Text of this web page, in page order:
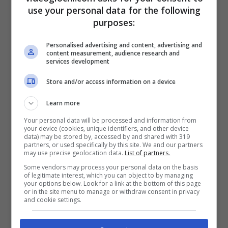
Le sue dirette sono un vero e proprio
fenomeno e uno degli intrattenimenti più
gettonati tra chi guarda le dirette dei giocatori
di Counter-Strike. Anche perché, nonostante
l’età, i_Olga mette a segno un colpo dopo
l’altro utilizzando molto spesso delle armi con
delle skin particolarissime.
I suoi punteggi sono quindi stratosferici. E
come accennavamo all’inizio, i_Olga non si
muove soltanto all’interno di Counter-Strike 2.
Sul suo account YouTube, per esempio, la
troviamo mentre gioca a titoli comeMetro
use your personal data for the following
purposes:
Personalised advertising and content, advertising and
content measurement, audience research and
services development
Store and/or access information on a device
Learn more
Your personal data will be processed and information from
your device (cookies, unique identifiers, and other device
data) may be stored by, accessed by and shared with 319
partners, or used specifically by this site. We and our partners
may use precise geolocation data. List of partners.
Some vendors may process your personal data on the basis
of legitimate interest, which you can object to by managing
your options below. Look for a link at the bottom of this page
or in the site menu to manage or withdraw consent in privacy
and cookie settings.